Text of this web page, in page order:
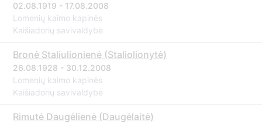
02.08.1919 - 17.08.2008
Lomenių kaimo kapinės
Kaišiadorių savivaldybė
Bronė Staliulionienė (Staliolionytė)
26.08.1928 - 30.12.2008
Lomenių kaimo kapinės
Kaišiadorių savivaldybė
Rimutė Daugėlienė (Daugėlaitė)